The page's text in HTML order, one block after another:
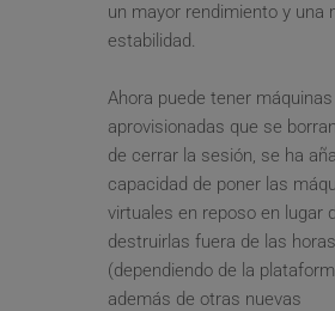
un mayor rendimiento y una
estabilidad.
Ahora puede tener
aprovisionadas que se
de cerrar la sesión, se ha
capacidad de poner las
virtuales en reposo en lugar
destruirlas fuera de las
(dependiendo de la
además de otras nuevas